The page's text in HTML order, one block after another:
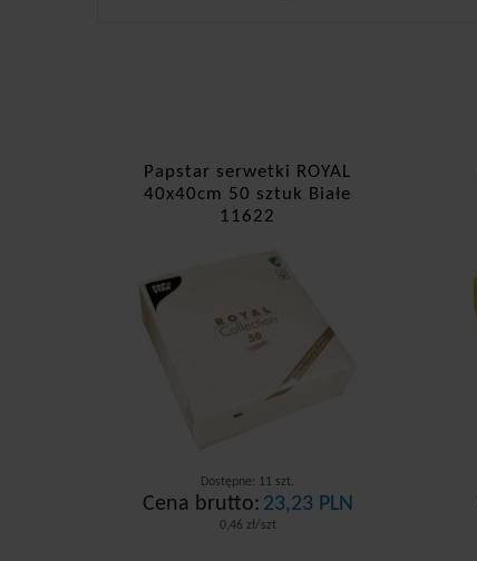
Papstar serwetki ROYAL
40x40cm 50 sztuk Białe
11622
Dostępne: 11 szt.
Cena brutto: 23,23 PLN
0,46 zł/szt